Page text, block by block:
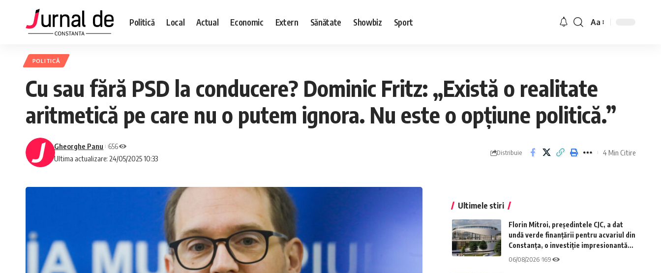
Politică Local Actual Economic Extern Sănătate Showbiz Sport Aa
POLITICĂ
Cu sau fără PSD la conducere? Dominic Fritz: „Există o realitate
aritmetică pe care nu o putem ignora. Nu este o opțiune politică.”
Ultima actualizare: 24/05/2025 10:33
Gheorghe Panu 656
Distribuie 4 Min Citire
Ultimele stiri
Florin Mitroi, președintele CJC, a dat
undă verde finanțării pentru acvariul din
Constanța, o investiție impresionantă
de aproximativ 23 de milioane de euro
06/08/2026 169